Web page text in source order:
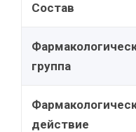
Состав
группа
действие